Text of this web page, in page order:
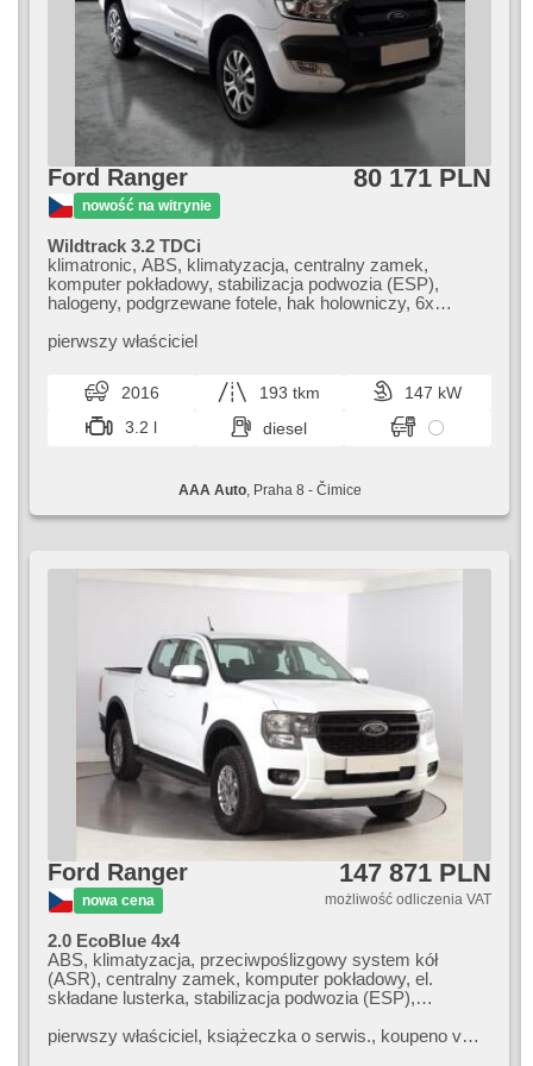
Ford Ranger
nowość na witrynie
80 171 PLN
Wildtrack 3.2 TDCi
klimatronic, ABS, klimatyzacja, centralny zamek,
komputer pokładowy, stabilizacja podwozia (ESP),
halogeny, podgrzewane fotele, hak holowniczy, 6x
wspomaganie układu kierowniczego, el. opuszczane
pierwszy właściciel
2016 193 tkm
147 kW
3.2 l
diesel
AAA Auto, Praha 8 - Čimice
Ford Ranger
nowa cena
147 871 PLN
możliwość odliczenia VAT
2.0 EcoBlue 4x4
ABS, klimatyzacja, przeciwpoślizgowy system kół
(ASR), centralny zamek, komputer pokładowy, el.
składane lusterka, stabilizacja podwozia (ESP),
start, hak holowniczy, czujnik ciśnienia opon, USB,
pierwszy właściciel,​ książeczka o serwis.,​ koupeno v